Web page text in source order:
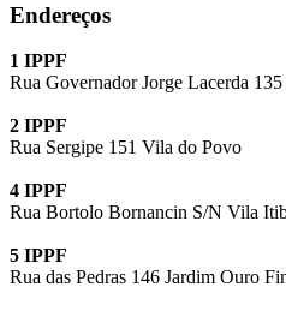
Endereços
1 IPPF
Rua Governador Jorge Lacerda
2 IPPF
Rua Sergipe 151 Vila do Povo
4 IPPF
Rua Bortolo Bornancin S/N Vila
5 IPPF
Rua das Pedras 146 Jardim Ouro